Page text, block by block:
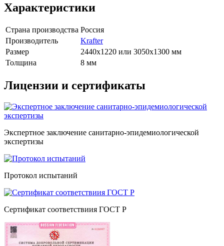
Характеристики
Страна производства Россия
Производитель
Krafter
Размер
2440х1220 или 3050х1300 мм
Толщина
8 мм
Лицензии и сертификаты
Экспертное заключение санитарно-эпидемиологической
экспертизы
Протокол испытаний
Сертификат соответствиия ГОСТ Р